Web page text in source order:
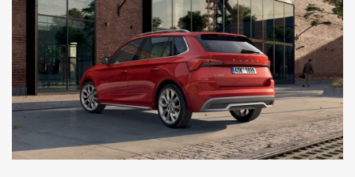
Objem kufru 400 / 1506 l
Hmotnost 1214- 1825 Kg
VÝBAVA:
Klimatizace